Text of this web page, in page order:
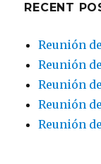
RECENT
Reunión
Reunión
Reunión
Reunión
Reunión